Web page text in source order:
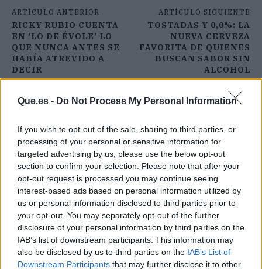
Que.es - Do Not Process My Personal Information
If you wish to opt-out of the sale, sharing to third parties, or
processing of your personal or sensitive information for
targeted advertising by us, please use the below opt-out
section to confirm your selection. Please note that after your
opt-out request is processed you may continue seeing
interest-based ads based on personal information utilized by
us or personal information disclosed to third parties prior to
your opt-out. You may separately opt-out of the further
disclosure of your personal information by third parties on the
IAB’s list of downstream participants. This information may
also be disclosed by us to third parties on the IAB’s List of
Downstream Participants that may further disclose it to other
ARTÍCULO ANTERIOR
RICKY RUBIO CUENTA
EN 'LO DE ÉVOLE' LO
QUE NUNCA ANTES SE
HABÍA ATREVIDO A
DECIR
ARTÍCULO SIGUIENTE
TOSTADAS Y 0,0%: LA
NUEVA CERVEZA
FAVORITA DE QUIENES
BUSCAN SABOR SIN
ALCOHOL